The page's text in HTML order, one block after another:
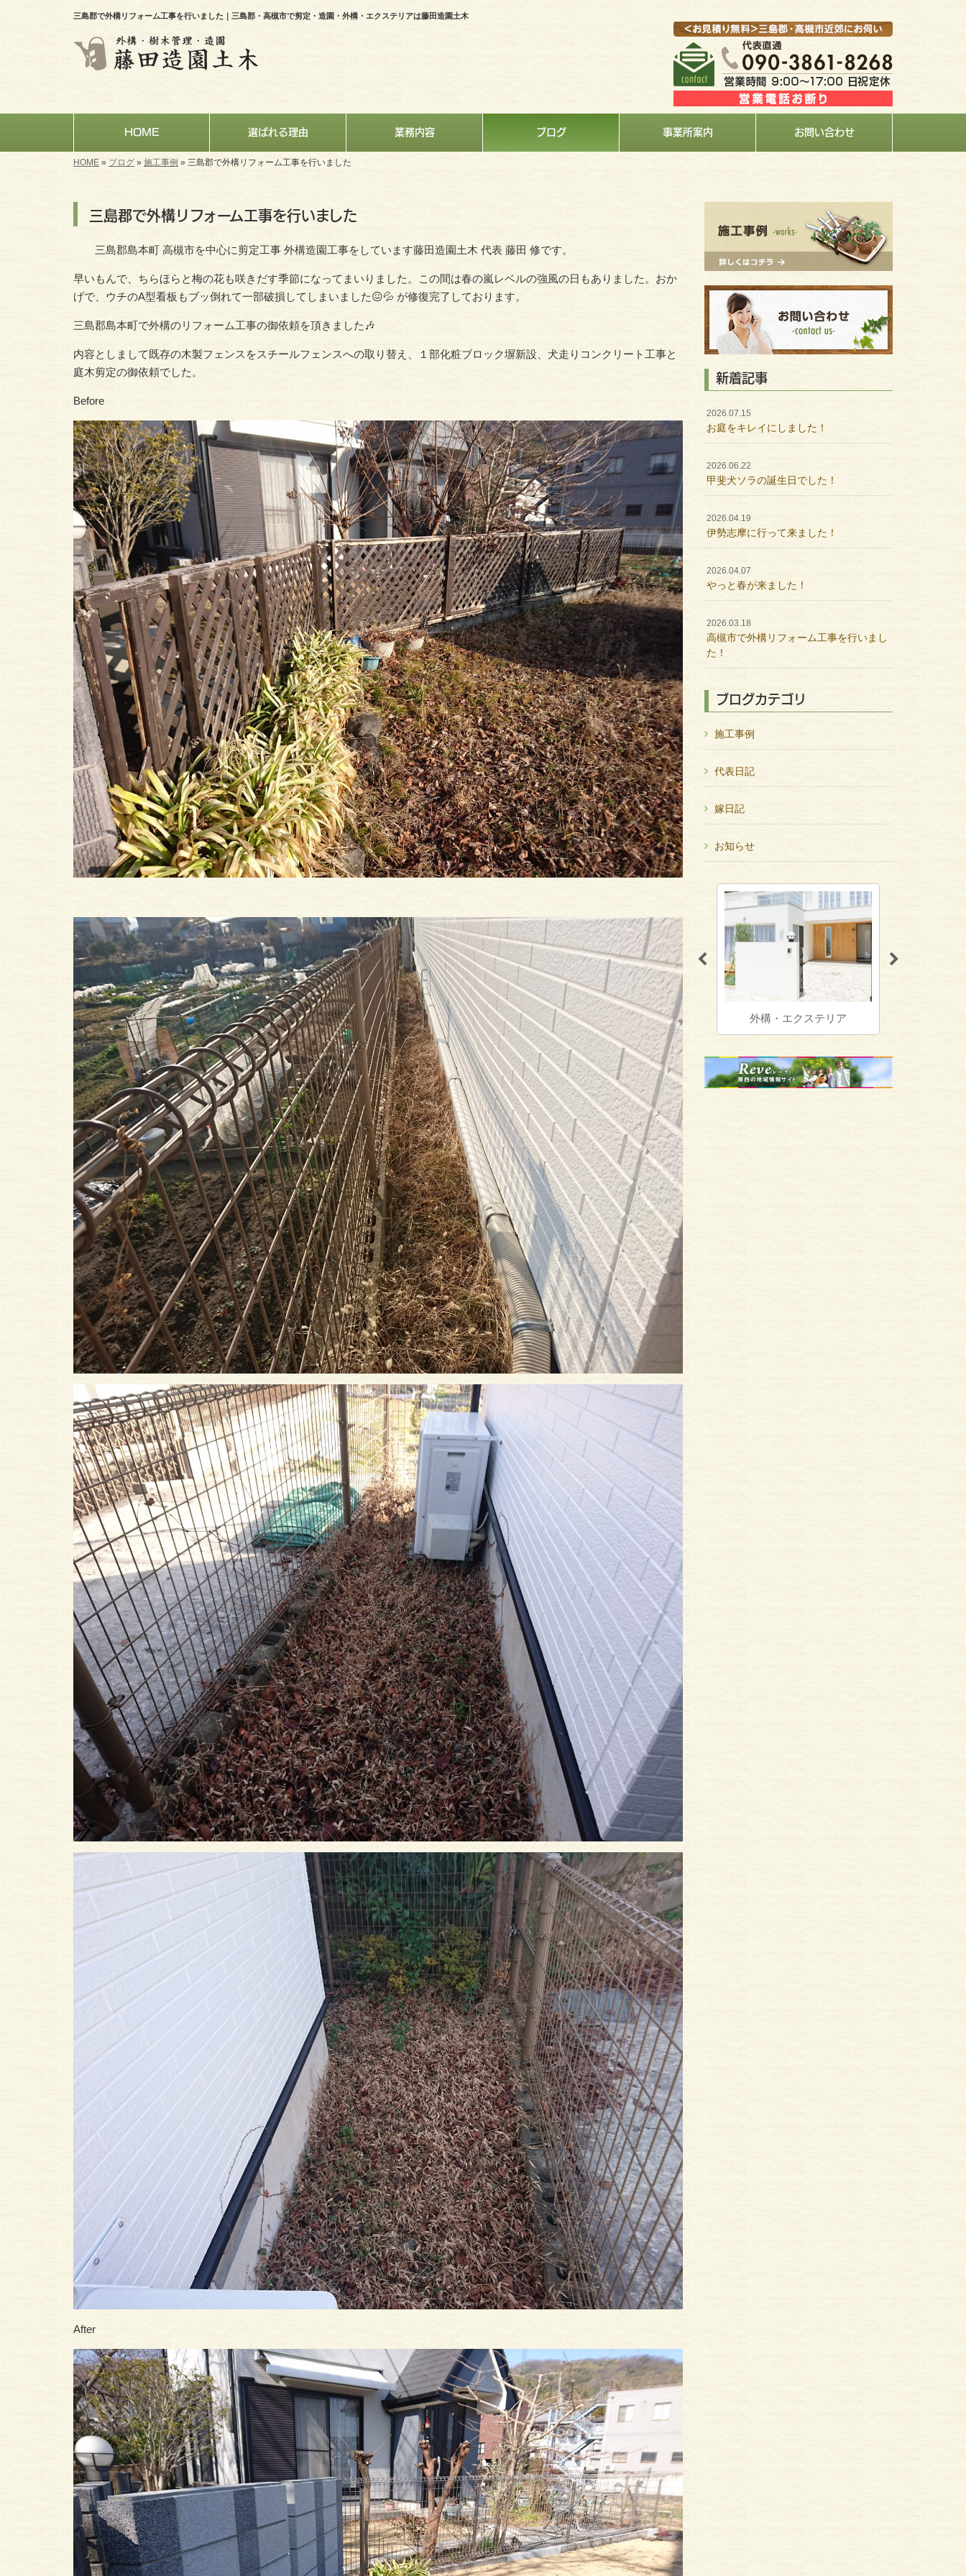
三島郡で外構リフォーム工事を行いました｜三島郡・高槻市で剪定・造園・外構・エクステリアは藤田造園土木
HOME 選ばれる理由 業務内容 ブログ 事業所案内 お問い合わせ
HOME » ブログ » 施工事例 » 三島郡で外構リフォーム工事を行いました
三島郡で外構リフォーム工事を行いました
三島郡島本町 高槻市を中心に剪定工事 外構造園工事をしています藤田造園土木 代表 藤田 修です。
早いもんで、ちらほらと梅の花も咲きだす季節になってまいりました。この間は春の嵐レベルの強風の日もありました。おか
げで、ウチのA型看板もブッ倒れて一部破損してしまいました😖💦 が修復完了しております。
三島郡島本町で外構のリフォーム工事の御依頼を頂きました🎶
内容としまして既存の木製フェンスをスチールフェンスへの取り替え、１部化粧ブロック塀新設、犬走りコンクリート工事と
庭木剪定の御依頼でした。
Before
After
新着記事
2026.07.15
お庭をキレイにしました！
2026.06.22
甲斐犬ソラの誕生日でした！
2026.04.19
伊勢志摩に行って来ました！
2026.04.07
やっと春が来ました！
2026.03.18
高槻市で外構リフォーム工事を行いまし
た！
ブログカテゴリ
施工事例
代表日記
嫁日記
お知らせ
住宅リフォーム一式
剪定
外構・エクステリア